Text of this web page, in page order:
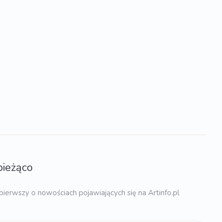
o nowościach pojawiających się na Artinfo.pl